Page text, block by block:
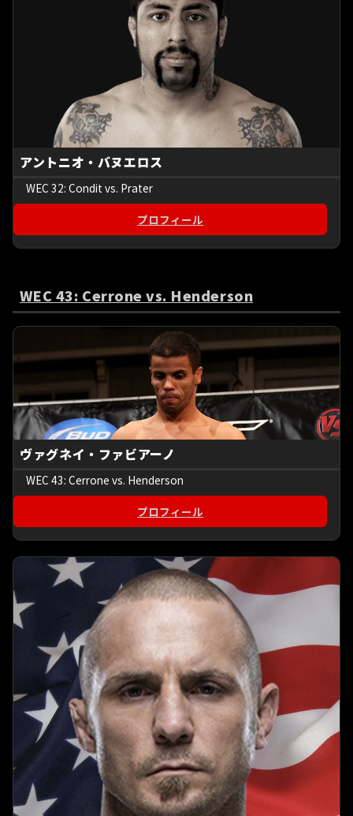
アントニオ・バヌエロス
WEC 32: Condit vs. Prater
プロフィール
WEC 43: Cerrone vs. Henderson
ヴァグネイ・ファビアーノ
WEC 43: Cerrone vs. Henderson
プロフィール